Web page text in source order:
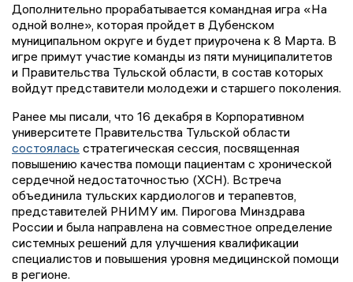
Дополнительно прорабатывается командная игра «На
одной волне», которая пройдет в Дубенском
муниципальном округе и будет приурочена к 8 Марта. В
игре примут участие команды из пяти муниципалитетов
и Правительства Тульской области, в состав которых
войдут представители молодежи и старшего поколения.
Ранее мы писали, что 16 декабря в Корпоративном
университете Правительства Тульской области
состоялась стратегическая сессия, посвященная
повышению качества помощи пациентам с хронической
сердечной недостаточностью (ХСН). Встреча
объединила тульских кардиологов и терапевтов,
представителей РНИМУ им. Пирогова Минздрава
России и была направлена на совместное определение
системных решений для улучшения квалификации
специалистов и повышения уровня медицинской помощи
в регионе.